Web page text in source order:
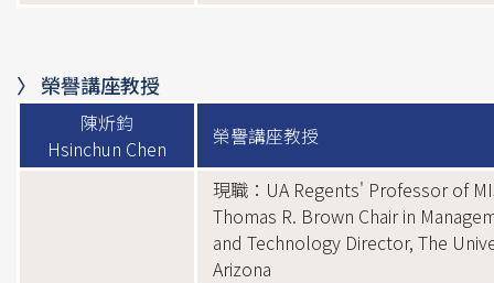
〉 榮譽講座教授
陳炘鈞
Hsinchun Chen
榮譽講座教授
現職：UA Regents' Professor of
Thomas R. Brown Chair in
and Technology Director, The
Arizona